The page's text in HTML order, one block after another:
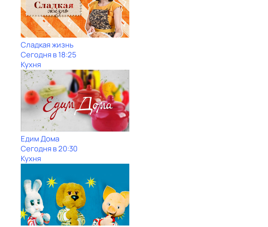
Сладкая жизнь
Сегодня в 18:25
Кухня
Едим Дома
Сегодня в 20:30
Кухня